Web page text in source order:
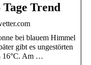
Trend
bei blauem Himmel
gibt es ungestörten
16°C. Am …